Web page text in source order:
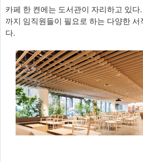
카페 한 켠에는 도서관이 자리하고 있다
까지 임직원들이 필요로 하는 다양한 서
다.